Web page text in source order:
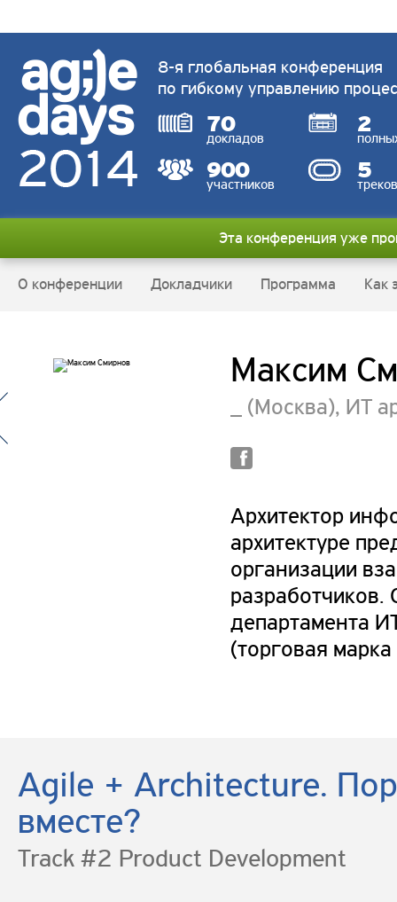
8-я глобальная конференция
по гибкому управлению
70
докладов 2
900
участников 5
треков
Эта конференция уже
О конференции Докладчики Программа Как
Максим
_ (Москва), ИТ
Архитектор
архитектуре
организации
департамента
(торговая
Agile + Architecture.
вместе?
Track #2 Product Development